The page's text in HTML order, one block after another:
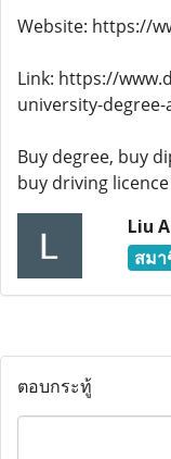
Website: https://
Link: https://
university-
Buy degree, buy
buy driving licence
Liu
สม
ตอบกระทู้